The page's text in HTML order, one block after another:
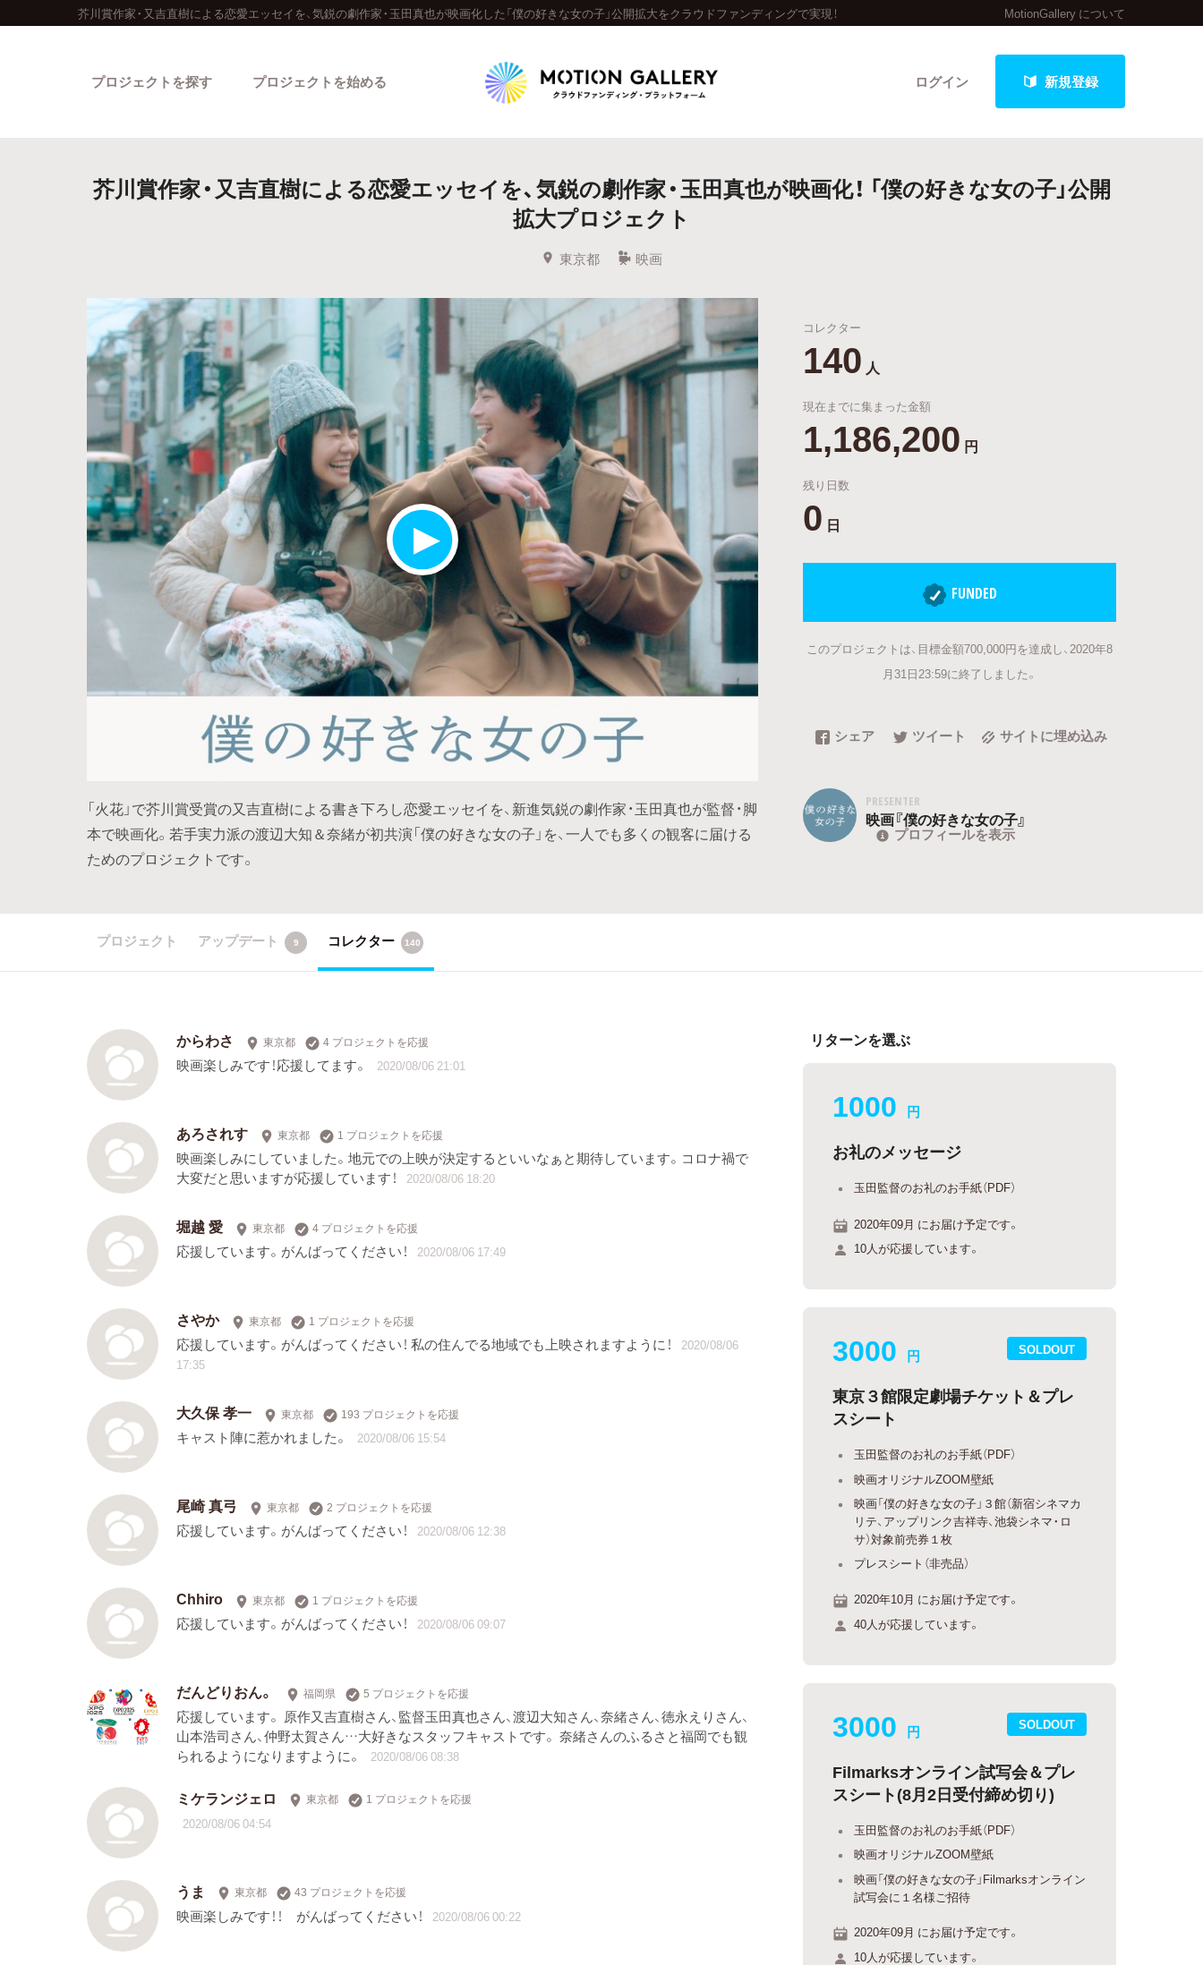
芥川賞作家・又吉直樹による恋愛エッセイを、気鋭の劇作家・玉田真也が映画化した「僕の好きな女の子」公開拡大をクラウドファンディングで実現！ MotionGallery について
ログイン 新規登録
プロジェクトを探す
人気のプロジェクト 新着プロジェクト 終了間近のプロジェクト
Feature
カテゴリーから探す タグから探す キュレーターから探す 特集から探す
Legendary
最新達成プロジェクト 調達額が大きいプロジェクト
プロジェクトを始める
芥川賞作家・又吉直樹による恋愛エッセイを、気鋭の劇作家・玉田真也が映画化！ 「僕の好きな女の子」公開
拡大プロジェクト
東京都 映画
「火花」で芥川賞受賞の又吉直樹による書き下ろし恋愛エッセイを、新進気鋭の劇作家・玉田真也が監督・脚
本で映画化。若手実力派の渡辺大知＆奈緒が初共演「僕の好きな女の子」を、一人でも多くの観客に届ける
ためのプロジェクトです。
コレクター
140 人
現在までに集まった金額
1,186,200 円
残り日数
0 日
FUNDED
このプロジェクトは、目標金額700,000円を達成し、2020年8
月31日23:59に終了しました。
シェア ツイート サイトに埋め込み
PRESENTER
映画『僕の好きな女の子』
プロフィールを表示
プロジェクト アップデート 9 コレクター 140
からわさ 東京都 4 プロジェクトを応援
映画楽しみです！応援してます。 2020/08/06 21:01
あろされす 東京都 1 プロジェクトを応援
映画楽しみにしていました。地元での上映が決定するといいなぁと期待しています。コロナ禍で
大変だと思いますが応援しています！
2020/08/06 18:20
堀越 愛 東京都 4 プロジェクトを応援
応援しています。がんばってください！ 2020/08/06 17:49
さやか 東京都 1 プロジェクトを応援
応援しています。がんばってください！ 私の住んでる地域でも上映されますように！
2020/08/06
17:35
大久保 孝一 東京都 193 プロジェクトを応援
キャスト陣に惹かれました。 2020/08/06 15:54
尾崎 真弓 東京都 2 プロジェクトを応援
応援しています。がんばってください！ 2020/08/06 12:38
Chhiro 東京都 1 プロジェクトを応援
応援しています。がんばってください！ 2020/08/06 09:07
だんどりおん。 福岡県 5 プロジェクトを応援
応援しています。 原作又吉直樹さん、監督玉田真也さん、渡辺大知さん、奈緒さん、徳永えりさん、
山本浩司さん、仲野太賀さん…大好きなスタッフキャストです。 奈緒さんのふるさと福岡でも観
られるようになりますように。
2020/08/06 08:38
ミケランジェロ 東京都 1 プロジェクトを応援
2020/08/06 04:54
うま 東京都 43 プロジェクトを応援
映画楽しみです！！ がんばってください！ 2020/08/06 00:22
リターンを選ぶ
1000 円
お礼のメッセージ
玉田監督のお礼のお手紙（PDF）
2020年09月 にお届け予定です。
10人が応援しています。
SOLDOUT
3000 円
東京３館限定劇場チケット＆プレ
スシート
玉田監督のお礼のお手紙（PDF）
映画オリジナルZOOM壁紙
映画「僕の好きな女の子」３館（新宿シネマカ
リテ、アップリンク吉祥寺、池袋シネマ・ロ
サ）対象前売券１枚
プレスシート（非売品）
2020年10月 にお届け予定です。
40人が応援しています。
SOLDOUT
3000 円
Filmarksオンライン試写会＆プレ
スシート(8月2日受付締め切り)
玉田監督のお礼のお手紙（PDF）
映画オリジナルZOOM壁紙
映画「僕の好きな女の子」Filmarksオンライン
試写会に１名様ご招待
2020年09月 にお届け予定です。
10人が応援しています。